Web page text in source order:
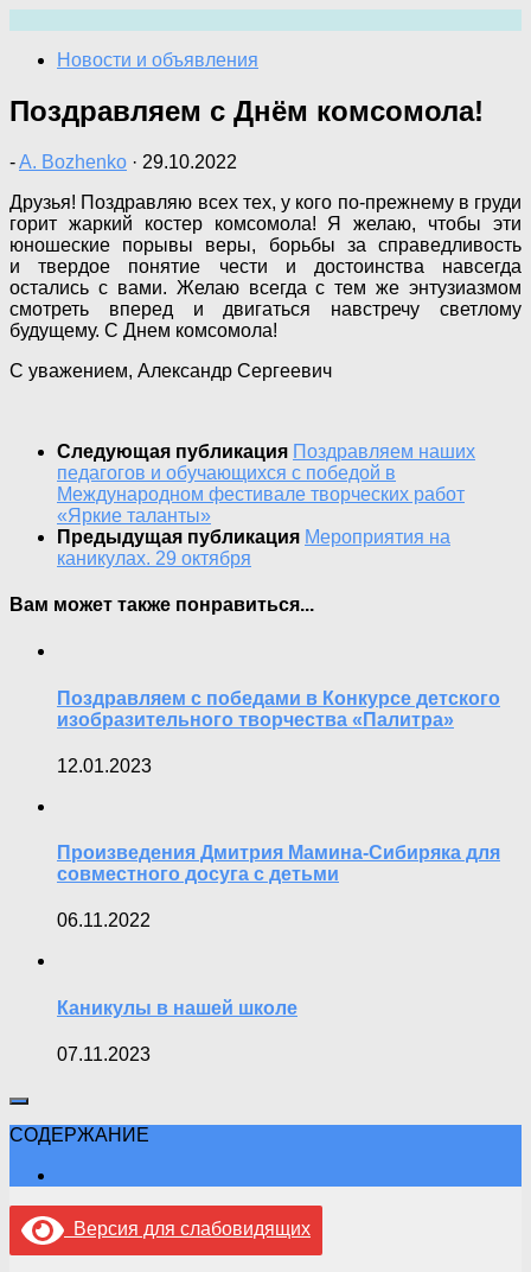
содержимому
Новости и объявления
Поздравляем с Днём комсомола!
-A. Bozhenko · 29.10.2022
Друзья! Поздравляю всех тех, у кого по-прежнему в груди
горит жаркий костер комсомола! Я желаю, чтобы эти
юношеские порывы веры, борьбы за справедливость
и твердое понятие чести и достоинства навсегда
остались с вами. Желаю всегда с тем же энтузиазмом
смотреть вперед и двигаться навстречу светлому
будущему. С Днем комсомола!
С уважением, Александр Сергеевич
Следующая публикация Поздравляем наших
педагогов и обучающихся с победой в
Международном фестивале творческих работ
«Яркие таланты»
Предыдущая публикация Мероприятия на
каникулах. 29 октября
Вам может также понравиться...
Поздравляем с победами в Конкурсе детского
изобразительного творчества «Палитра»
12.01.2023
Произведения Дмитрия Мамина-Сибиряка для
совместного досуга с детьми
06.11.2022
Каникулы в нашей школе
07.11.2023
СОДЕРЖАНИЕ
Версия для слабовидящих